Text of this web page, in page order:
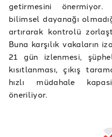
getirmesini
bilimsel dayanağı
artırarak kontrolü
Buna karşılık vakaların
21 gün izlenmesi,
kısıtlanması, çıkış
hızlı müdahale
öneriliyor.